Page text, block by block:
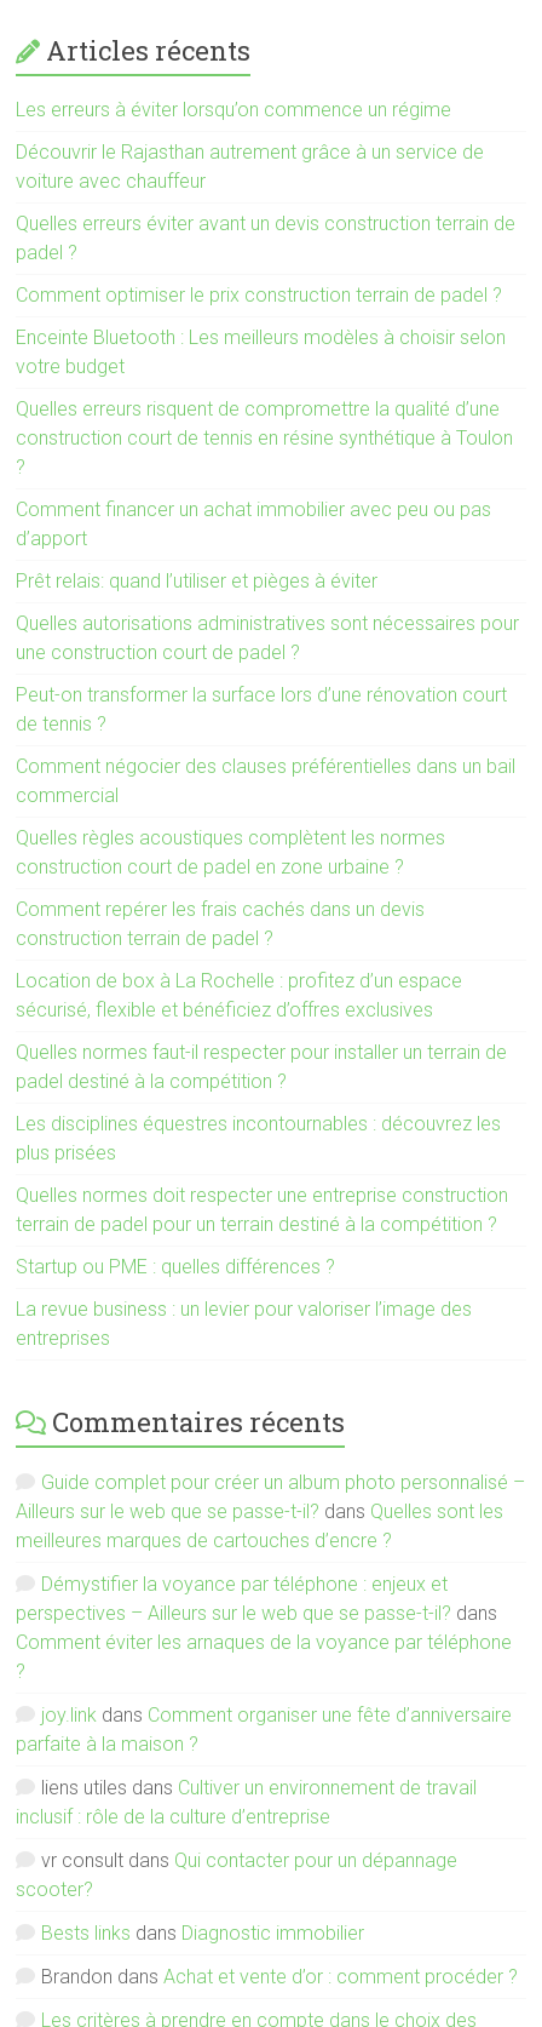
Articles récents
Les erreurs à éviter lorsqu’on commence un régime
Découvrir le Rajasthan autrement grâce à un service de
voiture avec chauffeur
Quelles erreurs éviter avant un devis construction terrain de
padel ?
Comment optimiser le prix construction terrain de padel ?
Enceinte Bluetooth : Les meilleurs modèles à choisir selon
votre budget
Quelles erreurs risquent de compromettre la qualité d’une
construction court de tennis en résine synthétique à Toulon
?
Comment financer un achat immobilier avec peu ou pas
d’apport
Prêt relais: quand l’utiliser et pièges à éviter
Quelles autorisations administratives sont nécessaires pour
une construction court de padel ?
Peut-on transformer la surface lors d’une rénovation court
de tennis ?
Comment négocier des clauses préférentielles dans un bail
commercial
Quelles règles acoustiques complètent les normes
construction court de padel en zone urbaine ?
Comment repérer les frais cachés dans un devis
construction terrain de padel ?
Location de box à La Rochelle : profitez d’un espace
sécurisé, flexible et bénéficiez d’offres exclusives
Quelles normes faut-il respecter pour installer un terrain de
padel destiné à la compétition ?
Les disciplines équestres incontournables : découvrez les
plus prisées
Quelles normes doit respecter une entreprise construction
terrain de padel pour un terrain destiné à la compétition ?
Startup ou PME : quelles différences ?
La revue business : un levier pour valoriser l’image des
entreprises
Commentaires récents
Guide complet pour créer un album photo personnalisé –
Ailleurs sur le web que se passe-t-il? dans Quelles sont les
meilleures marques de cartouches d’encre ?
Démystifier la voyance par téléphone : enjeux et
perspectives – Ailleurs sur le web que se passe-t-il? dans
Comment éviter les arnaques de la voyance par téléphone
?
joy.link dans Comment organiser une fête d’anniversaire
parfaite à la maison ?
liens utiles dans Cultiver un environnement de travail
inclusif : rôle de la culture d’entreprise
vr consult dans Qui contacter pour un dépannage
scooter?
Bests links dans Diagnostic immobilier
Brandon dansAchat et vente d’or : comment procéder ?
Les critères à prendre en compte dans le choix des